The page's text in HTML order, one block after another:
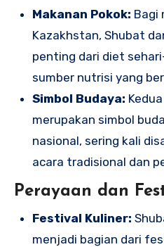
Makanan Pokok: Bagi
Kazakhstan, Shubat
penting dari diet
sumber nutrisi yang
Simbol Budaya:
merupakan simbol
nasional, sering kali
acara tradisional dan
Perayaan dan
Festival Kuliner:
menjadi bagian dari